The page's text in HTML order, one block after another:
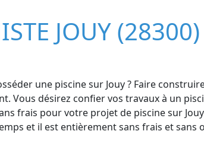
JOUY
une piscine sur Jouy ? Faire
Vous désirez confier vos travaux à un
frais pour votre projet de piscine sur
et il est entièrement sans frais et sans